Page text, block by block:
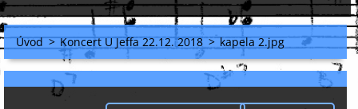
Úvod > Koncert U Jeffa 22.12. 2018 > kapela 2.jpg